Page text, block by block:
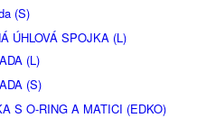
(S)
ÚHLOVÁ SPOJKA (L)
(L)
(S)
S O-RING A MATICI (EDKO)